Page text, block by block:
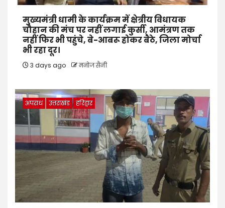
मुख्यमंत्री धामी के कार्यक्रम में क्षेत्रीय विधायक
चौहान की मंच पर नहीं लगाई कुर्सी, आमंत्रण तक
नहीं फिर भी पहुंचे, बे-आबरू होकर बैठे, जिला मोर्चा
भी रहा दूर।
3 days ago मनोज सैनी
अपराध उत्तराखंड हरिद्वार